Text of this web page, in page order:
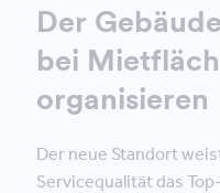
Der
bei
organisieren
Der neue Standort
Servicequalität das